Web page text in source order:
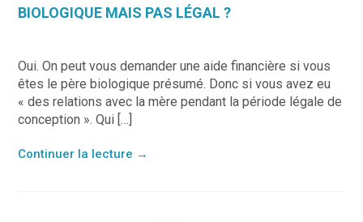
BIOLOGIQUE MAIS PAS LÉGAL ?
Oui. On peut vous demander une aide financière si vous
êtes le père biologique présumé. Donc si vous avez eu
« des relations avec la mère pendant la période légale de
conception ». Qui […]
Continuer la lecture →